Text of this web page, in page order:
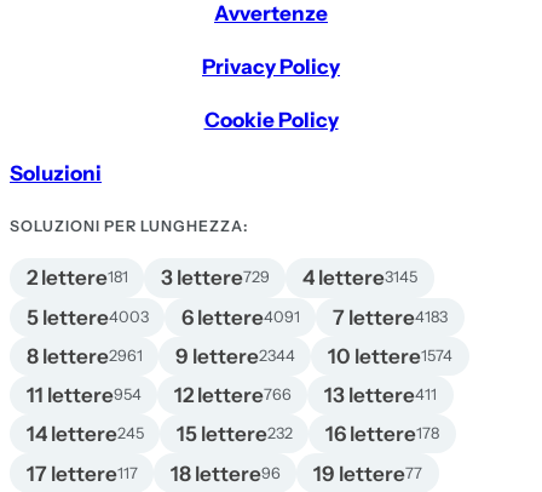
Avvertenze
Privacy Policy
Cookie Policy
Soluzioni
SOLUZIONI PER LUNGHEZZA:
2 lettere181 3 lettere729 4 lettere3145
5 lettere4003 6 lettere4091 7 lettere4183
8 lettere2961 9 lettere2344 10 lettere1574
11 lettere954 12 lettere766 13 lettere411
14 lettere245 15 lettere232 16 lettere178
17 lettere117 18 lettere96 19 lettere77